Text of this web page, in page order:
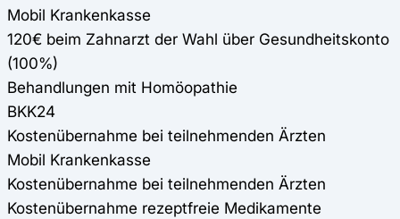
Mobil Krankenkasse
120€ beim Zahnarzt der Wahl über Gesundheitskonto
(100%)
Behandlungen mit Homöopathie
BKK24
Kostenübernahme bei teilnehmenden Ärzten
Mobil Krankenkasse
Kostenübernahme bei teilnehmenden Ärzten
Kostenübernahme rezeptfreie Medikamente